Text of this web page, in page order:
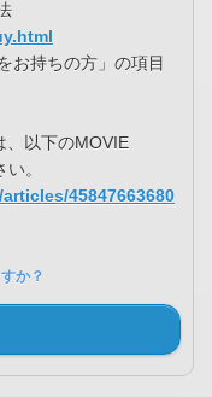
お持ちの方」の項目
以下のMOVIE
。
45847663680
か？